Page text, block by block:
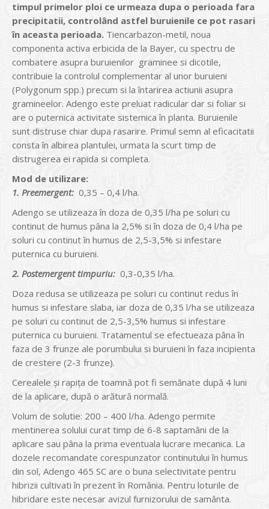
timpul primelor ploi ce urmeaza dupa o perioada fara
precipitatii, controlând astfel buruienile ce pot rasari
în aceasta perioada. Tiencarbazon-metil, noua
componenta activa erbicida de la Bayer, cu spectru de
combatere asupra buruienilor graminee si dicotile,
contribuie la controlul complementar al unor buruieni
(Polygonum spp.) precum si la întarirea actiunii asupra
gramineelor. Adengo este preluat radicular dar si foliar si
are o puternica activitate sistemica în planta. Buruienile
sunt distruse chiar dupa rasarire. Primul semn al eficacitatii
consta în albirea plantulei, urmata la scurt timp de
distrugerea ei rapida si completa.
Mod de utilizare:
1. Preemergent: 0,35 – 0,4 l/ha.
Adengo se utilizeaza în doza de 0,35 l/ha pe soluri cu
continut de humus pâna la 2,5% si în doza de 0,4 l/ha pe
soluri cu continut în humus de 2,5-3,5% si infestare
puternica cu buruieni.
2. Postemergent timpuriu: 0,3-0,35 l/ha.
Doza redusa se utilizeaza pe soluri cu continut redus în
humus si infestare slaba, iar doza de 0,35 l/ha se utilizeaza
pe soluri cu continut de 2,5-3,5% humus si infestare
puternica cu buruieni. Tratamentul se efectueaza pâna în
faza de 3 frunze ale porumbului si buruieni în faza incipienta
de crestere (2-3 frunze).
Cerealele şi rapiţa de toamnă pot fi semănate după 4 luni
de la aplicare, după o arătură normală.
Volum de solutie: 200 – 400 l/ha. Adengo permite
mentinerea solului curat timp de 6-8 saptamâni de la
aplicare sau pâna la prima eventuala lucrare mecanica. La
dozele recomandate corespunzator continutului în humus
din sol, Adengo 465 SC are o buna selectivitate pentru
hibrizii cultivati în prezent în România. Pentru loturile de
hibridare este necesar avizul furnizorului de samânta.